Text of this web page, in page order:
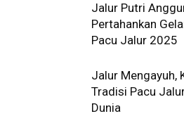
Jalur Putri
Pertahankan
Pacu Jalur 2025
Jalur Mengayuh,
Tradisi Pacu
Dunia